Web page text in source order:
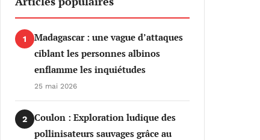
1
Madagascar : une vague d’attaques
ciblant les personnes albinos
enflamme les inquiétudes
25 mai 2026
2
Coulon : Exploration ludique des
pollinisateurs sauvages grâce au